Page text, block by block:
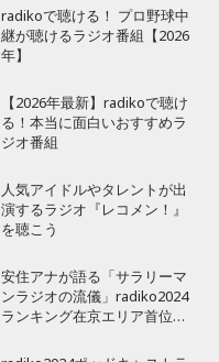
radikoで聴ける！ プロ野球中
継が聴けるラジオ番組【2026
年】
【2026年最新】radikoで聴け
る！本当に面白いおすすめラ
ジオ番組
人気アイドルやタレントが出
演するラジオ『レコメン！』
を聴こう
安住アナが語る「サラリーマ
ンラジオの流儀」radiko2024
ランキング在京エリア首位
曜天国』インタビュー